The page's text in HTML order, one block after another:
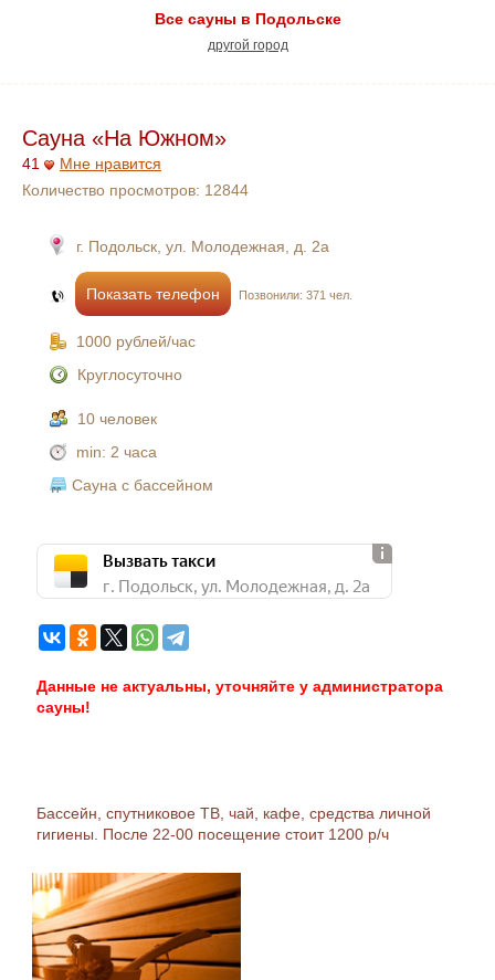
Все сауны в Подольске
другой город
Сауна «На Южном»
41
Мне нравится
Количество просмотров: 12844
г. Подольск, ул. Молодежная, д. 2а
Показать телефон Позвонили: 371 чел.
1000 рублей/час
Круглосуточно
10 человек
min: 2 часа
Сауна с бассейном
Вызвать такси
г. Подольск, ул. Молодежная, д. 2а
Данные не актуальны, уточняйте у администратора
сауны!
Бассейн, спутниковое ТВ, чай, кафе, средства личной
гигиены. После 22-00 посещение стоит 1200 р/ч